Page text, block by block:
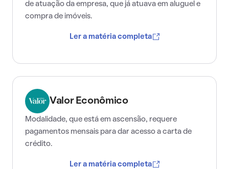
de atuação da empresa, que já atuava em aluguel e
compra de imóveis.
Ler a matéria completa
Valor Econômico
Modalidade, que está em ascensão, requere
pagamentos mensais para dar acesso a carta de
crédito.
Ler a matéria completa